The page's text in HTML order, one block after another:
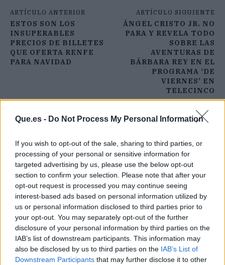
Que.es - Do Not Process My Personal Information
If you wish to opt-out of the sale, sharing to third parties, or
processing of your personal or sensitive information for
targeted advertising by us, please use the below opt-out
section to confirm your selection. Please note that after your
opt-out request is processed you may continue seeing
interest-based ads based on personal information utilized by
us or personal information disclosed to third parties prior to
your opt-out. You may separately opt-out of the further
disclosure of your personal information by third parties on the
IAB’s list of downstream participants. This information may
also be disclosed by us to third parties on the IAB’s List of
Downstream Participants that may further disclose it to other
ARTÍCULO ANTERIOR
ESTOS SON LOS
INSUPERABLES
PRECIOS DE BILLETES
QUE OFERTA RENFE
PARA NAVIDAD
ARTÍCULO SIGUIENTE
ÁNGEL CRISTO JR. NO
PARA Y REVELA TODO
SOBRE LAS
AVENTURAS DE
BÁRBARA REY EN EL
PROGRAMA ‘DE
VIERNES’ EN
TELECINCO